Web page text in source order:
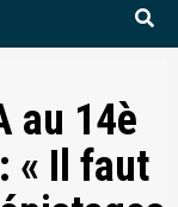
au 14è
« Il faut